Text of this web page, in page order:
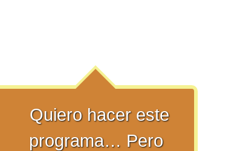
Quiero hacer este
programa… Pero